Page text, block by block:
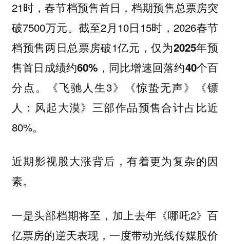
21时，春节档预售首日，档期预售总票房突
破7500万元。截至2月10日15时，2026春节
档预售两日总票房破1亿元，仅为2025年预
售首日成绩约60%，同比增速回落约40个百
分点。
《飞驰人生3》《惊蛰无声》《镖
人：风起大漠》三部作品预售合计占比近
80%。
近期影视股大涨背后，有着更为复杂的因
素。
一是头部档期将至，加上去年《哪吒2》百
亿票房的逆天表现，一度带动光线传媒股价